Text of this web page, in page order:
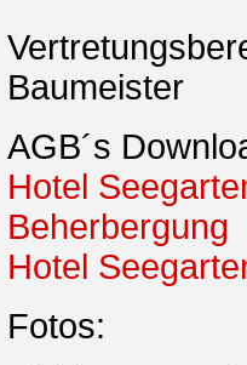
Baumeister
AGB´s
Hotel
Beherbergung
Hotel
Fotos: